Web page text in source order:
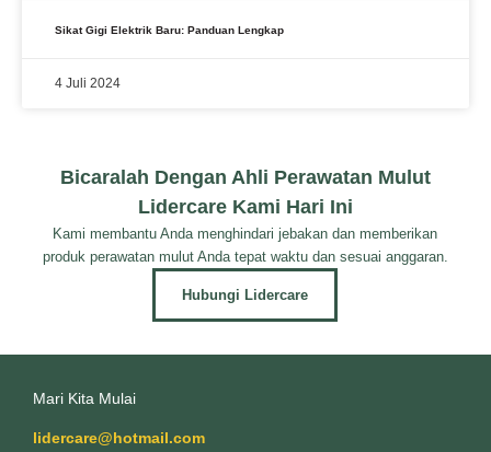
Sikat Gigi Elektrik Baru: Panduan Lengkap
4 Juli 2024
Bicaralah Dengan Ahli Perawatan Mulut
Lidercare Kami Hari Ini
Kami membantu Anda menghindari jebakan dan memberikan
produk perawatan mulut Anda tepat waktu dan sesuai anggaran.
Hubungi Lidercare
Mari Kita Mulai
lidercare@hotmail.com